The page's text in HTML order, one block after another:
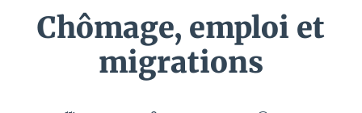
Chômage, emploi et
migrations